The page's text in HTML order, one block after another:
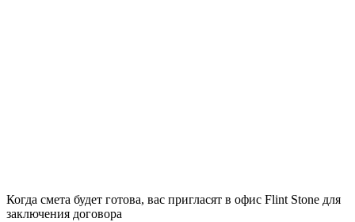
Когда смета будет готова, вас пригласят в офис Flint Stone для
заключения договора